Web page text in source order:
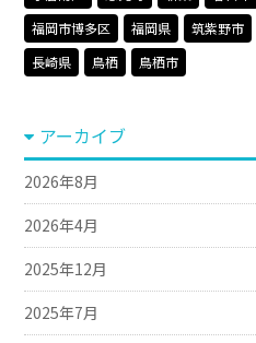
福岡市博多区
福岡県 筑紫野市
長崎県
鳥栖 鳥栖市
アーカイブ
2026年8月
2026年4月
2025年12月
2025年7月